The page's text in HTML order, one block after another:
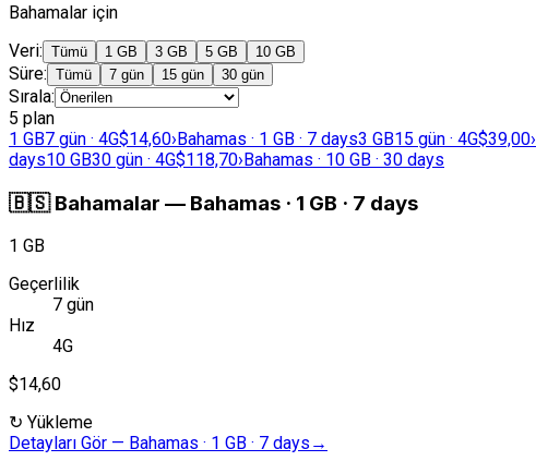
Bahamalar için
Veri: Tümü 1 GB 3 GB 5 GB 10 GB
Süre: Tümü 7 gün 15 gün 30 gün
Sırala:
5 plan
1 GB7 gün · 4G$14,60›Bahamas · 1 GB · 7 days3 GB15 gün · 4G$39,00›
days10 GB30 gün · 4G$118,70›Bahamas · 10 GB · 30 days
🇧🇸 Bahamalar — Bahamas · 1 GB · 7 days
1 GB
Geçerlilik
7 gün
Hız
4G
$14,60
↻ Yükleme
Detayları Gör — Bahamas · 1 GB · 7 days →